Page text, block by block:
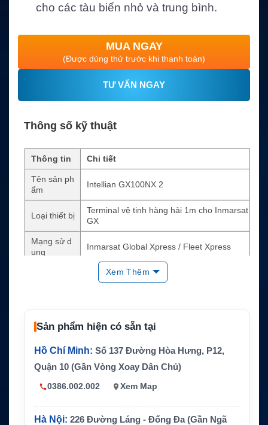
cho các tàu biển nhỏ và trung bình.
MUA NGAY
(Được dùng thử trước khi thanh toán)
TƯ VẤN NGAY
Thông số kỹ thuật
Thông tin Chi tiết
Tên sản ph
ẩm
Intellian GX100NX 2
Loại thiết bị
Terminal vệ tinh hàng hải 1m cho Inmarsat
GX
Mạng sử d
ụng
Inmarsat Global Xpress / Fleet Xpress
Ka-band wideband 2.5GHz
Kích thước
radome
145.8 x 137.9cm
Trọng lượn
g anten
Công suất
Transceiver 4.5W, tùy chọn nâng cấp 9W
Thiết bị dư
GX BDT tích hợp ACU, modem, nguồn, sw
Xem Thêm
Sản phẩm hiện có sẵn tại
Hồ Chí Minh: Số 137 Đường Hòa Hưng, P12,
Quận 10 (Gần Vòng Xoay Dân Chủ)
0386.002.002 Xem Map
Hà Nội: 226 Đường Láng - Đống Đa (Gần Ngã